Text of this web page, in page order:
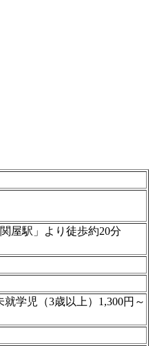
屋駅」より徒歩約20分
学児（3歳以上）1,300円～